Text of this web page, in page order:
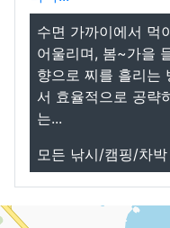
수면 가까이에서 먹
어울리며, 봄~가을
향으로 찌를 흘리는
서 효율적으로 공략
는...
모든 낚시/캠핑/차